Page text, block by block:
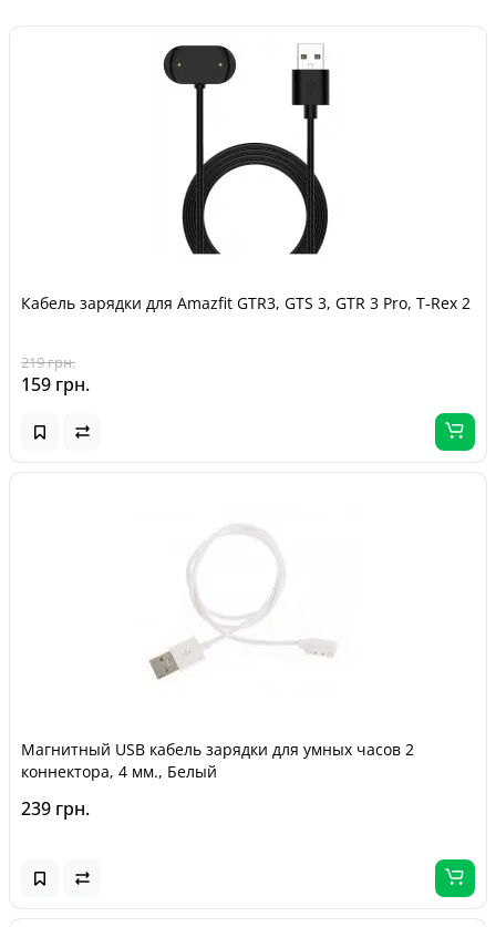
Кабель зарядки для Amazfit GTR3, GTS 3, GTR 3 Pro, T-Rex 2
219 грн.
159 грн.
Магнитный USB кабель зарядки для умных часов 2
коннектора, 4 мм., Белый
239 грн.